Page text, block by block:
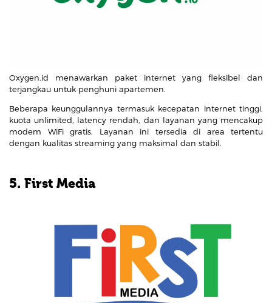
Oxygen.id menawarkan paket internet yang fleksibel dan
terjangkau untuk penghuni apartemen.
Beberapa keunggulannya termasuk kecepatan internet tinggi,
kuota unlimited, latency rendah, dan layanan yang mencakup
modem WiFi gratis. Layanan ini tersedia di area tertentu
dengan kualitas streaming yang maksimal dan stabil.
5. First Media